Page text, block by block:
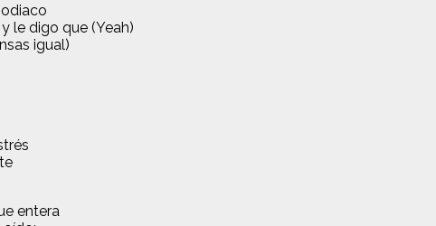
le digo que (Yeah)
igual)
entera